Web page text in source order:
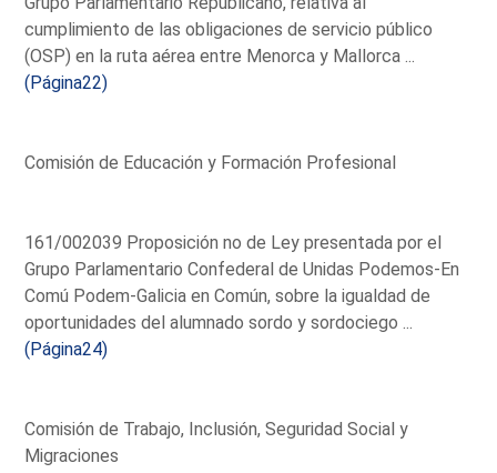
cumplimiento de las obligaciones de servicio público
(OSP) en la ruta aérea entre Menorca y Mallorca ...
(Página22)
Comisión de Educación y Formación Profesional
161/002039 Proposición no de Ley presentada por el
Grupo Parlamentario Confederal de Unidas Podemos-En
Comú Podem-Galicia en Común, sobre la igualdad de
oportunidades del alumnado sordo y sordociego ...
(Página24)
Comisión de Trabajo, Inclusión, Seguridad Social y
Migraciones